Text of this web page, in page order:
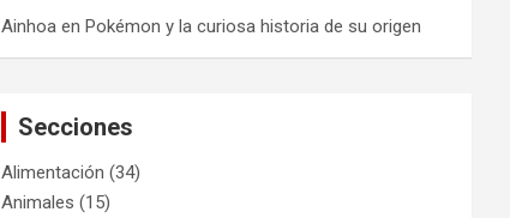
Ainhoa enPokémon y la curiosa historia de su origen
Secciones
Alimentación (34)
Animales (15)